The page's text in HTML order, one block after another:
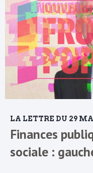
LA LETTRE DU 29
Finances
sociale :